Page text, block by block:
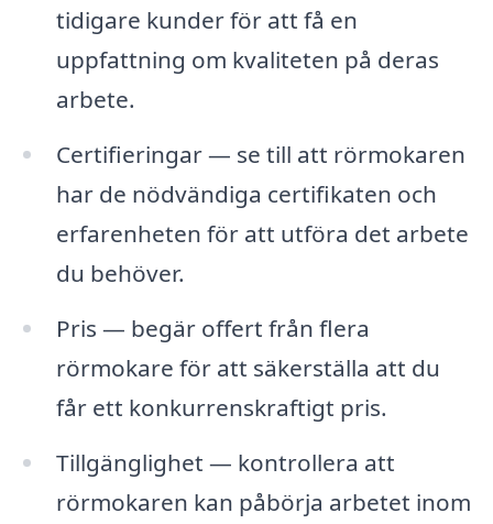
tidigare kunder för att få en
uppfattning om kvaliteten på deras
arbete.
Certifieringar — se till att rörmokaren
har de nödvändiga certifikaten och
erfarenheten för att utföra det arbete
du behöver.
Pris — begär offert från flera
rörmokare för att säkerställa att du
får ett konkurrenskraftigt pris.
Tillgänglighet — kontrollera att
rörmokaren kan påbörja arbetet inom